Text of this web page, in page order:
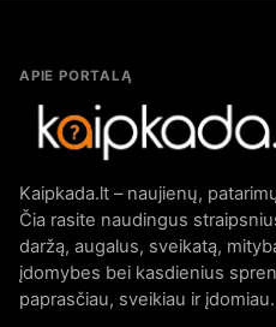
APIE PORTALĄ
Kaipkada.lt – naujienų,
Čia rasite naudingus
daržą, augalus, sveikatą,
įdomybes bei kasdienius
paprasčiau, sveikiau ir įdomiau.